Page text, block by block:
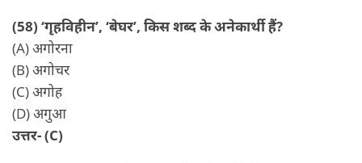
(58) ‘गृहविहीन’, ‘बेघर’, किस शब्द के अनेकार्थी हैं?
(A) अगोरना
(B) अगोचर
(C) अगोह
(D) अगुआ
उत्तर- (C)